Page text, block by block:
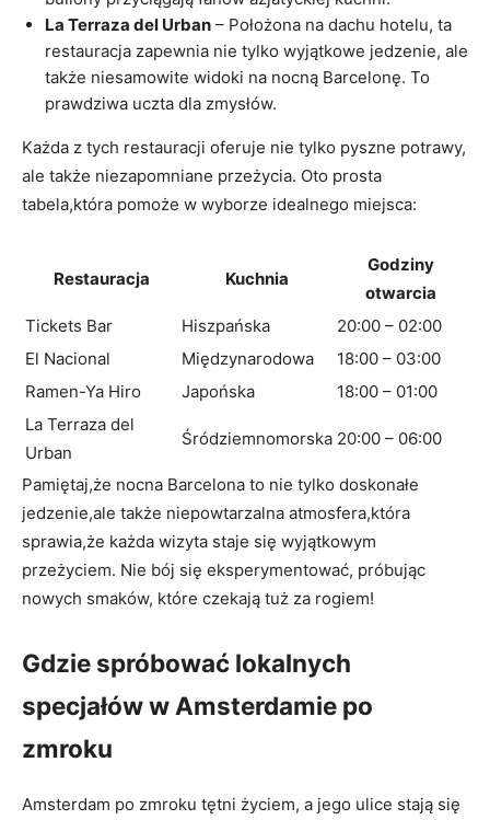
La Terraza del Urban – Położona na dachu hotelu, ta
restauracja zapewnia nie tylko wyjątkowe jedzenie, ale
także niesamowite widoki na nocną Barcelonę. To
prawdziwa uczta dla zmysłów.
Każda z tych restauracji oferuje nie tylko pyszne potrawy,
ale także niezapomniane przeżycia. Oto prosta
tabela,która pomoże w wyborze idealnego miejsca:
Restauracja Kuchnia
Godziny
otwarcia
Tickets Bar
Hiszpańska
20:00 – 02:00
El Nacional
Międzynarodowa
18:00 – 03:00
Ramen-Ya Hiro
Japońska
18:00 – 01:00
La Terraza del
Urban
Śródziemnomorska 20:00 – 06:00
Pamiętaj,że nocna Barcelona to nie tylko doskonałe
jedzenie,ale także niepowtarzalna atmosfera,która
sprawia,że każda wizyta staje się wyjątkowym
przeżyciem. Nie bój się eksperymentować, próbując
nowych smaków, które czekają tuż za rogiem!
Gdzie spróbować lokalnych
specjałów w Amsterdamie po
zmroku
Amsterdam po zmroku tętni życiem, a jego ulice stają się